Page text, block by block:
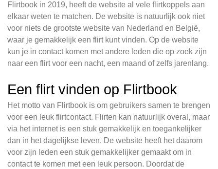
Flirtbook in 2019, heeft de website al vele flirtkoppels aan
elkaar weten te matchen. De website is natuurlijk ook niet
voor niets de grootste website van Nederland en België,
waar je gemakkelijk een flirt kunt vinden. Op de website
kun je in contact komen met andere leden die op zoek zijn
naar een flirt voor een nacht, een maand of zelfs jarenlang.
Een flirt vinden op Flirtbook
Het motto van Flirtbook is om gebruikers samen te brengen
voor een leuk flirtcontact. Flirten kan natuurlijk overal, maar
via het internet is een stuk gemakkelijk en toegankelijker
dan in het dagelijkse leven. De website heeft het daarom
voor zijn leden een stuk gemakkelijker gemaakt om in
contact te komen met een leuk persoon. Doordat de